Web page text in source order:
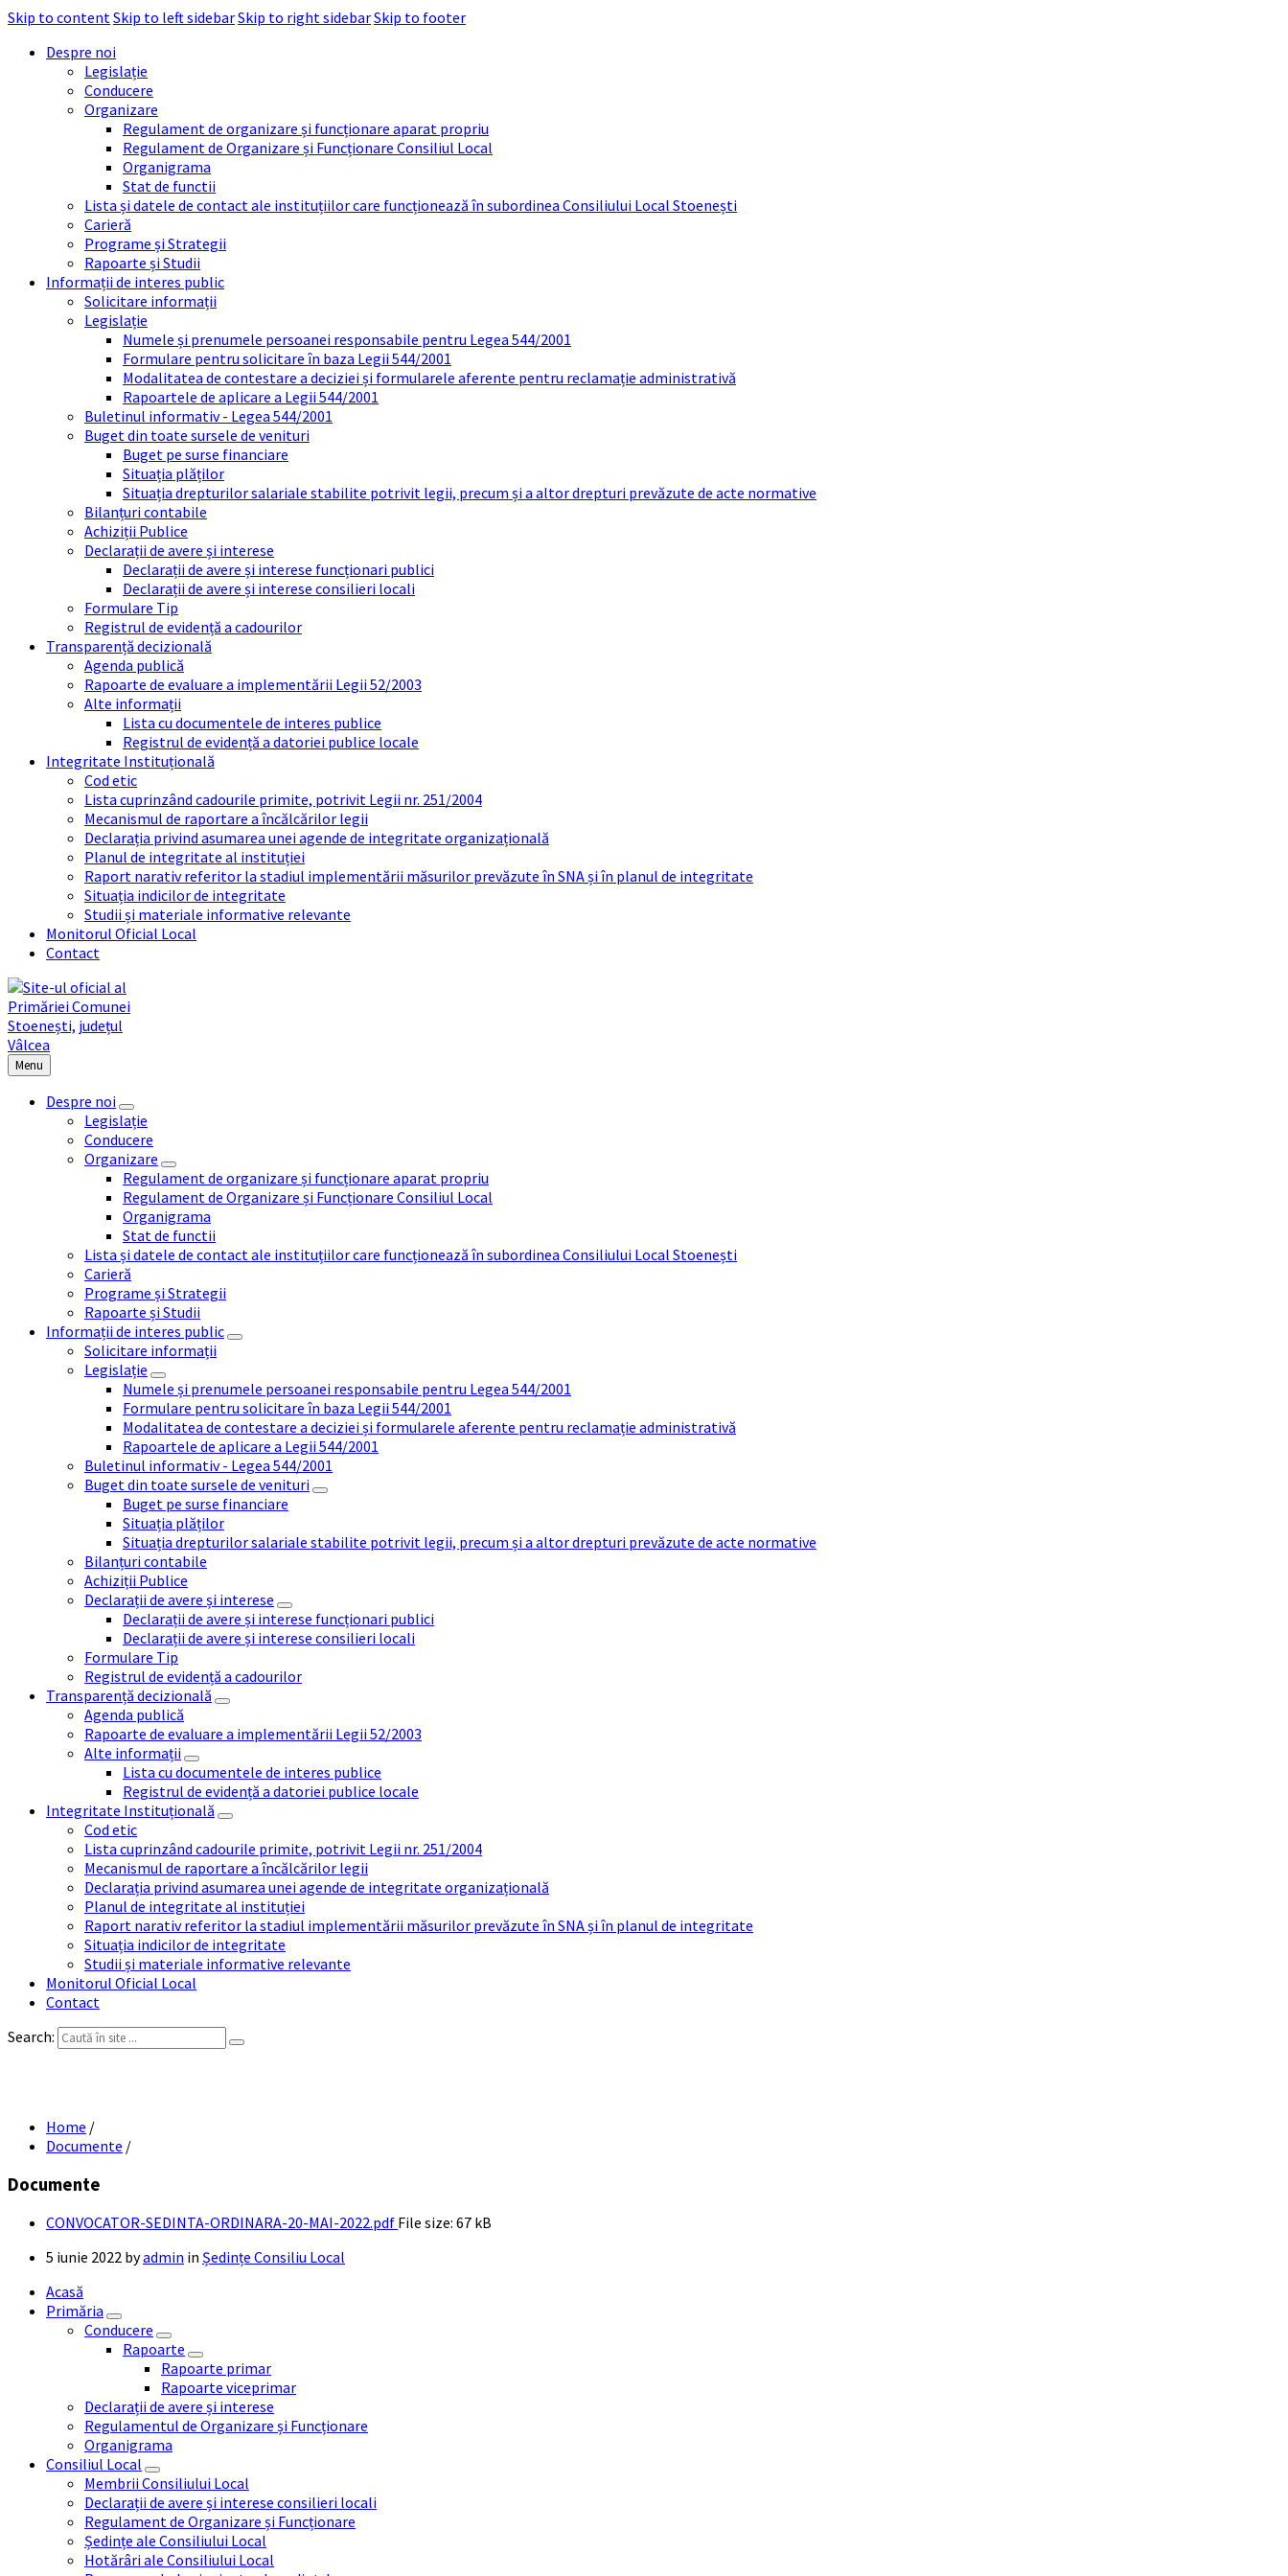
Skip to contentSkip to left sidebarSkip to right sidebarSkip to footer
Despre noi
Legislație
Conducere
Organizare
Regulament de organizare și funcționare aparat propriu
Regulament de Organizare și Funcționare Consiliul Local
Organigrama
Stat de functii
Lista și datele de contact ale instituțiilor care funcționează în subordinea Consiliului Local Stoenești
Carieră
Programe și Strategii
Rapoarte și Studii
Informații de interes public
Solicitare informații
Legislație
Numele și prenumele persoanei responsabile pentru Legea 544/2001
Formulare pentru solicitare în baza Legii 544/2001
Modalitatea de contestare a deciziei și formularele aferente pentru reclamație administrativă
Rapoartele de aplicare a Legii 544/2001
Buletinul informativ - Legea 544/2001
Buget din toate sursele de venituri
Buget pe surse financiare
Situația plăților
Situația drepturilor salariale stabilite potrivit legii, precum și a altor drepturi prevăzute de acte normative
Bilanțuri contabile
Achiziții Publice
Declarații de avere și interese
Declarații de avere și interese funcționari publici
Declarații de avere și interese consilieri locali
Formulare Tip
Registrul de evidență a cadourilor
Transparență decizională
Agenda publică
Rapoarte de evaluare a implementării Legii 52/2003
Alte informații
Lista cu documentele de interes publice
Registrul de evidență a datoriei publice locale
Integritate Instituțională
Cod etic
Lista cuprinzând cadourile primite, potrivit Legii nr. 251/2004
Mecanismul de raportare a încălcărilor legii
Declarația privind asumarea unei agende de integritate organizațională
Planul de integritate al instituției
Raport narativ referitor la stadiul implementării măsurilor prevăzute în SNA și în planul de integritate
Situația indicilor de integritate
Studii și materiale informative relevante
Monitorul Oficial Local
Contact
Menu
Despre noi
Legislație
Conducere
Organizare
Regulament de organizare și funcționare aparat propriu
Regulament de Organizare și Funcționare Consiliul Local
Organigrama
Stat de functii
Lista și datele de contact ale instituțiilor care funcționează în subordinea Consiliului Local Stoenești
Carieră
Programe și Strategii
Rapoarte și Studii
Informații de interes public
Solicitare informații
Legislație
Numele și prenumele persoanei responsabile pentru Legea 544/2001
Formulare pentru solicitare în baza Legii 544/2001
Modalitatea de contestare a deciziei și formularele aferente pentru reclamație administrativă
Rapoartele de aplicare a Legii 544/2001
Buletinul informativ - Legea 544/2001
Buget din toate sursele de venituri
Buget pe surse financiare
Situația plăților
Situația drepturilor salariale stabilite potrivit legii, precum și a altor drepturi prevăzute de acte normative
Bilanțuri contabile
Achiziții Publice
Declarații de avere și interese
Declarații de avere și interese funcționari publici
Declarații de avere și interese consilieri locali
Formulare Tip
Registrul de evidență a cadourilor
Transparență decizională
Agenda publică
Rapoarte de evaluare a implementării Legii 52/2003
Alte informații
Lista cu documentele de interes publice
Registrul de evidență a datoriei publice locale
Integritate Instituțională
Cod etic
Lista cuprinzând cadourile primite, potrivit Legii nr. 251/2004
Mecanismul de raportare a încălcărilor legii
Declarația privind asumarea unei agende de integritate organizațională
Planul de integritate al instituției
Raport narativ referitor la stadiul implementării măsurilor prevăzute în SNA și în planul de integritate
Situația indicilor de integritate
Studii și materiale informative relevante
Monitorul Oficial Local
Contact
Search:
Home /
Documente /
Documente
CONVOCATOR-SEDINTA-ORDINARA-20-MAI-2022.pdf File size: 67 kB
5 iunie 2022 byadmin in Ședințe Consiliu Local
Acasă
Primăria
Conducere
Rapoarte
Rapoarte primar
Rapoarte viceprimar
Declarații de avere și interese
Regulamentul de Organizare și Funcționare
Organigrama
Consiliul Local
Membrii Consiliului Local
Declarații de avere și interese consilieri locali
Regulament de Organizare și Funcționare
Ședințe ale Consiliului Local
Hotărâri ale Consiliului Local